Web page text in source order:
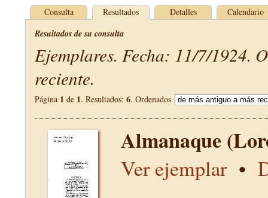
Consulta Resultados Detalles Calendario
Resultados de su consulta
Ejemplares. Fecha: 11/7/1924.
reciente.
Página 1 de 1. Resultados: 6. Ordenados
Almanaque
Ver ejemplar•